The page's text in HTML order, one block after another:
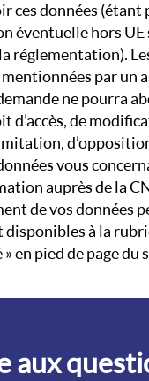
ces données (étant
éventuelle hors UE
réglementation).
par un
ne pourra
d’accès, de
vous
auprès de la
de vos données
disponibles à la
en pied de page du
aux